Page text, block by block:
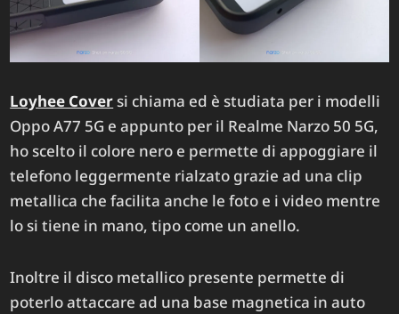
Loyhee Coversi chiama ed è studiata per i modelli
Oppo A77 5G e appunto per il Realme Narzo 50 5G,
ho scelto il colore nero e permette di appoggiare il
telefono leggermente rialzato grazie ad una clip
metallica che facilita anche le foto e i video mentre
lo si tiene in mano, tipo come un anello.
Inoltre il disco metallico presente permette di
poterlo attaccare ad una base magnetica in auto